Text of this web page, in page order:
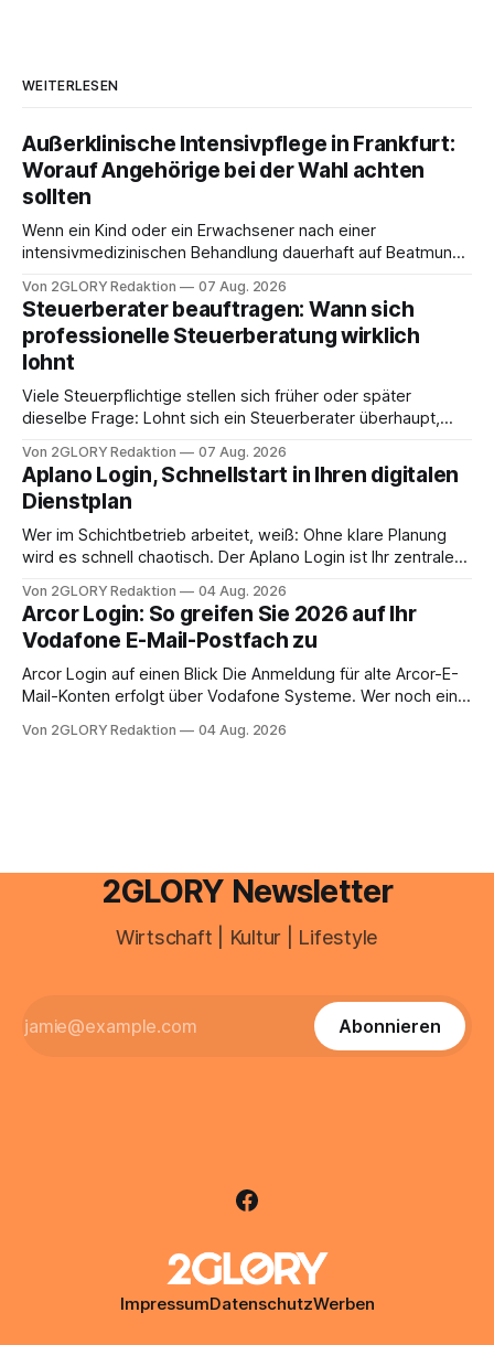
WEITERLESEN
Außerklinische Intensivpflege in Frankfurt:
Worauf Angehörige bei der Wahl achten
sollten
Wenn ein Kind oder ein Erwachsener nach einer
intensivmedizinischen Behandlung dauerhaft auf Beatmung
angewiesen ist, stellt sich für Familien eine schwierige
Frage: Muss die Versorgung dauerhaft in der Klinik bleiben –
oder ist ein Leben zu Hause möglich? Die außerklinische
Intensivpflege bietet genau diese Alternative: Sie
Von 2GLORY Redaktion 07 Aug. 2026
Steuerberater beauftragen: Wann sich
professionelle Steuerberatung wirklich
lohnt
Viele Steuerpflichtige stellen sich früher oder später
dieselbe Frage: Lohnt sich ein Steuerberater überhaupt,
erledigen? Die kurze Antwort: Bei einfachen
Einkommensverhältnissen reicht häufig eine Steuersoftware
aus – sobald jedoch mehrere Einkunftsarten
zusammentreffen oder größere finanzielle Veränderungen
anstehen, zahlt sich professionelle Unterstützung meist
Von 2GLORY Redaktion 07 Aug. 2026
Aplano Login, Schnellstart in Ihren digitalen
Dienstplan
Wer im Schichtbetrieb arbeitet, weiß: Ohne klare Planung
wird es schnell chaotisch. Der Aplano Login ist Ihr zentraler
abwesenheiten und die gesamte kommunikation rund um
Ihr personal digital zu organisieren. In diesem Leitfaden
erfahren Sie alles, was Sie für einen reibungslosen Einstieg
brauchen, von der Registrierung
Von 2GLORY Redaktion 04 Aug. 2026
Arcor Login: So greifen Sie 2026 auf Ihr
Vodafone E-Mail-Postfach zu
Arcor Login auf einen Blick Die Anmeldung für alte Arcor-E-
Mail-Konten erfolgt über Vodafone Systeme. Wer noch eine
besitzt, loggt sich heute über das Vodafone E-Mail & Cloud
Von 2GLORY Redaktion 04 Aug. 2026
2GLORY Newsletter
Wirtschaft | Kultur | Lifestyle
Abonnieren
ImpressumDatenschutzWerben